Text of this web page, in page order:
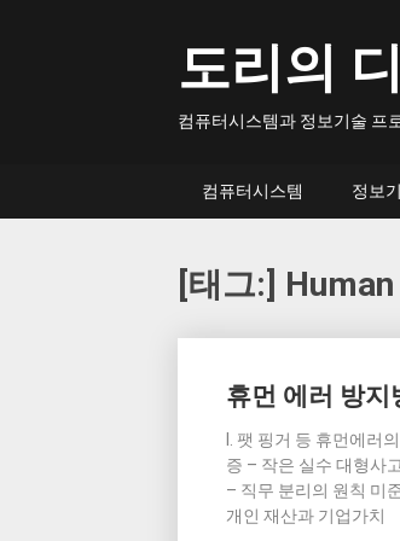
도리의
컴퓨터시스템과 정보기술 프
컴퓨터시스템 정보
[태그:]
휴먼 에러 방지
I. 팻 핑거 등 휴먼에러
증 – 작은 실수 대형사
– 직무 분리의 원칙 미
개인 재산과 기업가치
navigation